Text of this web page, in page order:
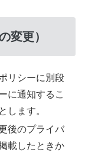
変更）
リシーに別段
に通知するこ
します。
後のプライバ
載したときか